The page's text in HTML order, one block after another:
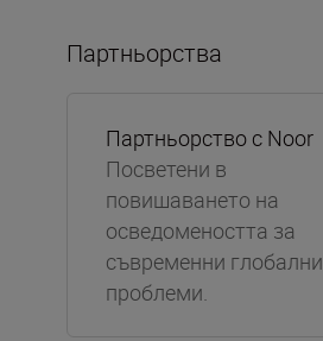
Партньорства
Партньорство с Noor
Посветени в
повишаването на
осведомеността за
съвременни глобални
проблеми.